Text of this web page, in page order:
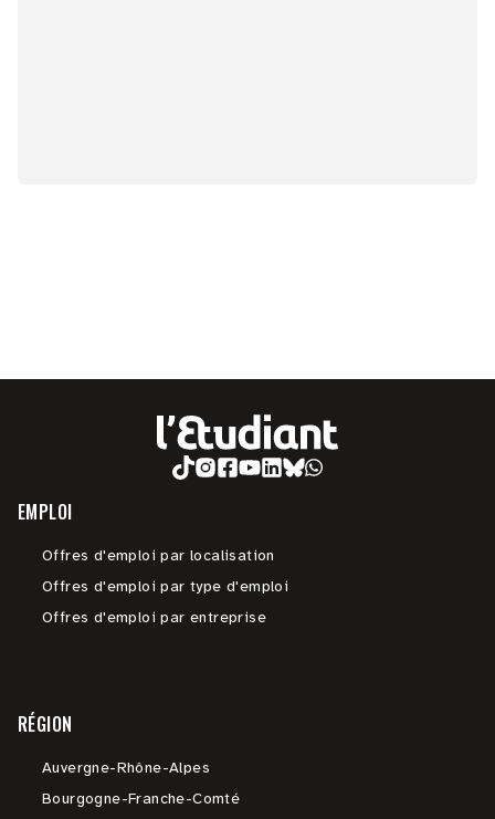
EMPLOI
Offres d'emploi par localisation
Offres d'emploi par type d'emploi
Offres d'emploi par entreprise
RÉGION
Auvergne-Rhône-Alpes
Bourgogne-Franche-Comté